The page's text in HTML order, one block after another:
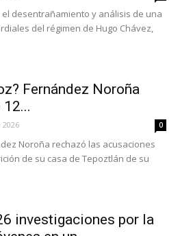
desentrañamiento y análisis de una
del régimen de Hugo Chávez,
Fernández Noroña
0
Noroña rechazó las acusaciones
de su casa de Tepoztlán de su
investigaciones por la